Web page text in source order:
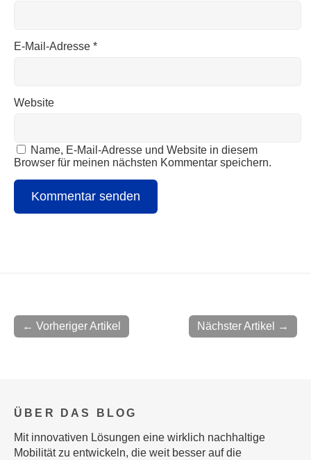
E-Mail-Adresse *
Website
Name, E-Mail-Adresse und Website in diesem
Browser für meinen nächsten Kommentar speichern.
Nächster Artikel →
← Vorheriger Artikel
ÜBER DAS BLOG
Mit innovativen Lösungen eine wirklich nachhaltige
Mobilität zu entwickeln, die weit besser auf die